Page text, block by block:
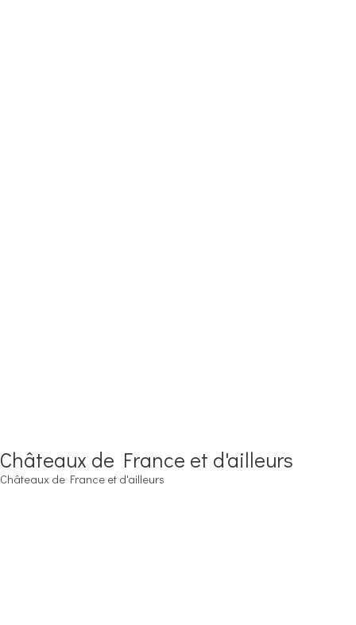
Châteaux de France et d'ailleurs
Châteaux de France et d'ailleurs